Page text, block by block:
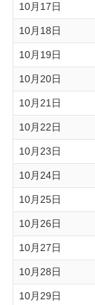
10月17日
10月18日
10月19日
10月20日
10月21日
10月22日
10月23日
10月24日
10月25日
10月26日
10月27日
10月28日
10月29日